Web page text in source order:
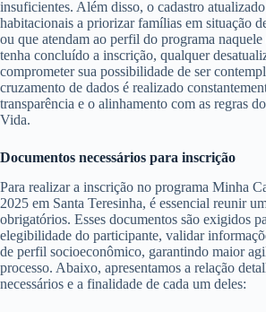
insuficientes. Além disso, o cadastro
habitacionais a priorizar famílias em situação
ou que atendam ao perfil do programa
tenha concluído a inscrição, qualquer
comprometer sua possibilidade de ser
cruzamento de dados é realizado
transparência e o alinhamento com as regras
Vida.
Documentos necessários para inscrição
Para realizar a inscrição no programa Minha
2025 em Santa Teresinha, é essencial reunir
obrigatórios. Esses documentos são exigidos
elegibilidade do participante, validar
de perfil socioeconômico, garantindo maior
processo. Abaixo, apresentamos a relação
necessários e a finalidade de cada um deles: